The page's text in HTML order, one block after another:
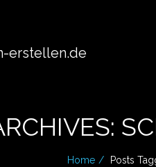
erstellen.de
Home Posts